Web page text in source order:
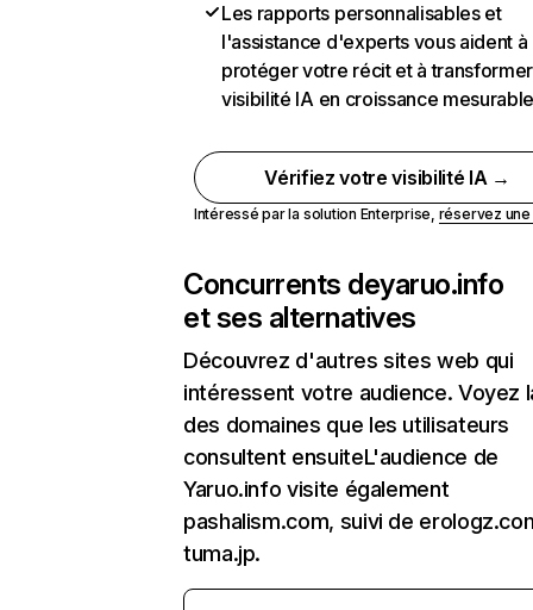
Les rapports personnalisables et
l'assistance d'experts vous aident à
protéger votre récit et à
visibilité IA en croissance
Vérifiez votre visibilité IA →
Intéressé par la solution Enterprise, réservez
Concurrents deyaruo.info
et ses alternatives
Découvrez d'autres sites web qui
intéressent votre audience. Voyez
des domaines que les utilisateurs
consultent ensuiteL'audience de
Yaruo.info visite également
pashalism.com, suivi de
tuma.jp.